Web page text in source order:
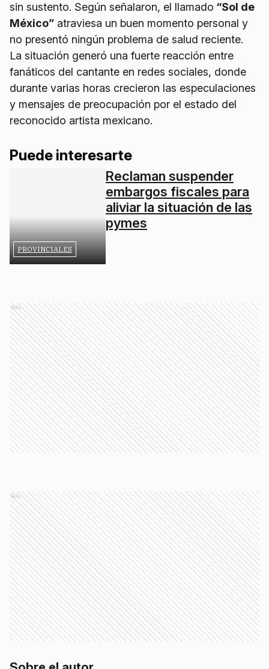
sin sustento. Según señalaron, el llamado “Sol de
México” atraviesa un buen momento personal y
no presentó ningún problema de salud reciente.
La situación generó una fuerte reacción entre
fanáticos del cantante en redes sociales, donde
durante varias horas crecieron las especulaciones
y mensajes de preocupación por el estado del
reconocido artista mexicano.
Puede interesarte
PROVINCIALES
Reclaman suspender
embargos fiscales para
aliviar la situación de las
pymes
Ads
Ads